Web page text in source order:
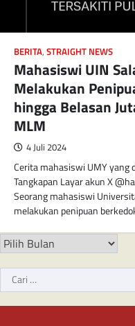
BERITA, STRAIGHT NEWS
Mahasiswi UIN
Melakukan
hingga Belasan
MLM
4 Juli 2024
Cerita mahasiswi UMY yang
Tangkapan Layar akun X
Seorang mahasiswi
melakukan penipuan